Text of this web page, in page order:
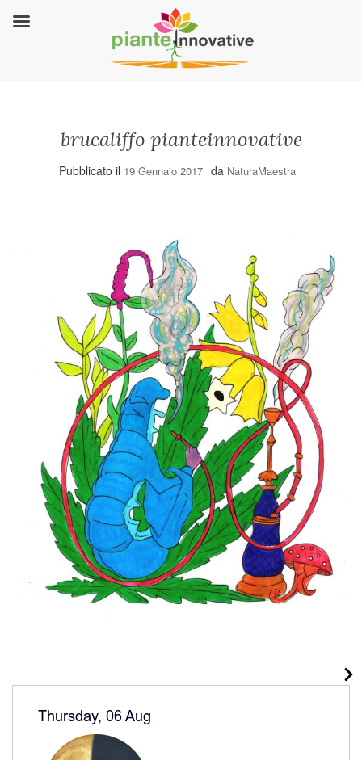
brucaliffo pianteinnovative
Pubblicato il 19 Gennaio 2017 da NaturaMaestra